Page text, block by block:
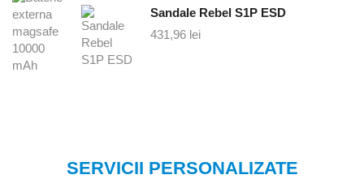
Sandale Rebel S1P ESD
431,96 lei
SERVICII PERSONALIZATE